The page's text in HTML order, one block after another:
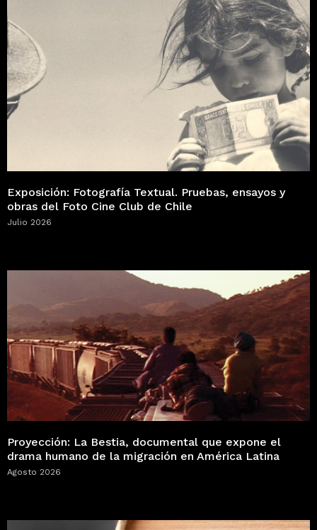
Exposición: Fotografía Textual. Pruebas, ensayos y
obras del Foto Cine Club de Chile
Julio 2026
Proyección: La Bestia, documental que expone el
drama humano de la migración en América Latina
Agosto 2026